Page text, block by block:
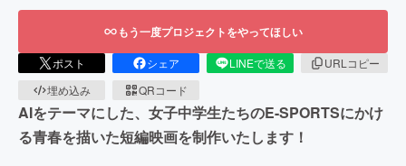
もう一度プロジェクトをやってほしい
ポスト シェア LINEで送る
URLコピー
埋め込み
QRコード
AIをテーマにした、女子中学生たちのE-SPORTSにかけ
る青春を描いた短編映画を制作いたします！